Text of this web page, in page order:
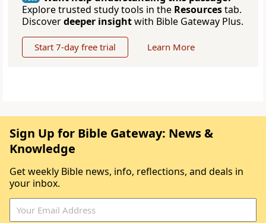
Explore trusted study tools in the Resourcestab.
Discoverdeeper insightwith Bible Gateway Plus.
Start 7-day free trial Learn More
Sign Up for Bible Gateway: News &
Knowledge
Get weekly Bible news, info, reflections, and deals in
your inbox.